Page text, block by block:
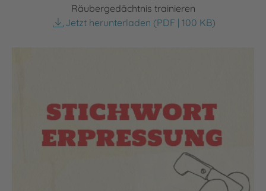
Räubergedächtnis trainieren
Jetzt herunterladen (PDF | 100 KB)